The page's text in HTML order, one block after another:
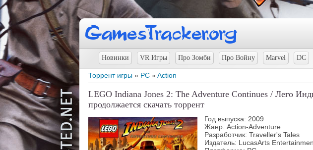
Новинки VR Игры Про Зомби Про Войну Marvel DC
Торрент игры » PC »Action
LEGO Indiana Jones 2: The Adventure Continues / Лего
продолжается скачать торрент
Год выпуска: 2009
Жанр: Action-Adventure
Разработчик: Traveller's Tales
Издатель: LucasArts